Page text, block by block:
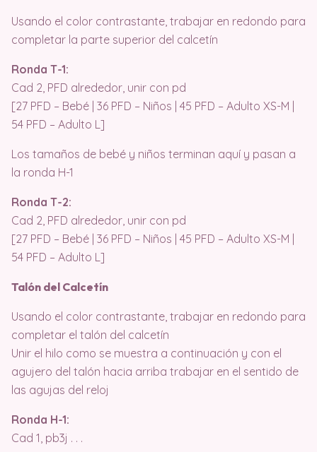
Usando el color contrastante, trabajar en redondo para
completar la parte superior del calcetín
Ronda T-1:
Cad 2, PFD alrededor, unir con pd
[27 PFD – Bebé | 36 PFD – Niños | 45 PFD – Adulto XS-M |
54 PFD – Adulto L]
Los tamaños de bebé y niños terminan aquí y pasan a
la ronda H-1
Ronda T-2:
Cad 2, PFD alrededor, unir con pd
[27 PFD – Bebé | 36 PFD – Niños | 45 PFD – Adulto XS-M |
54 PFD – Adulto L]
Talón del Calcetín
Usando el color contrastante, trabajar en redondo para
completar el talón del calcetín
Unir el hilo como se muestra a continuación y con el
agujero del talón hacia arriba trabajar en el sentido de
las agujas del reloj
Ronda H-1:
Cad 1, pb3j . . .